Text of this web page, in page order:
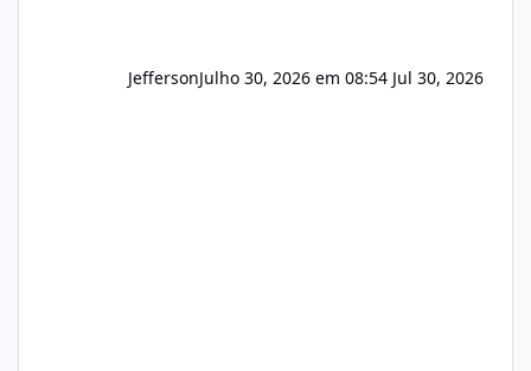
JeffersonJulho 30, 2026 em 08:54 Jul 30, 2026